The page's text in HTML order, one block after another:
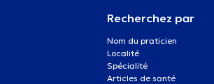
Recherchez par
Nom du praticien
Localité
Spécialité
Articles de santé